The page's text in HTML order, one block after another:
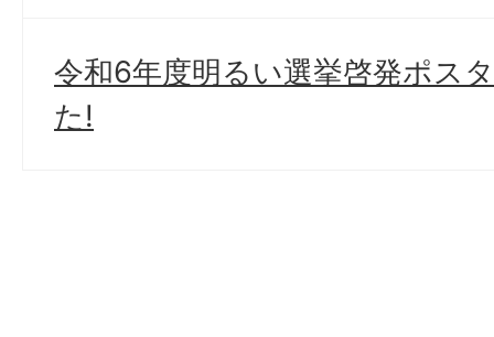
令和6年度明るい選挙啓発ポス
た!